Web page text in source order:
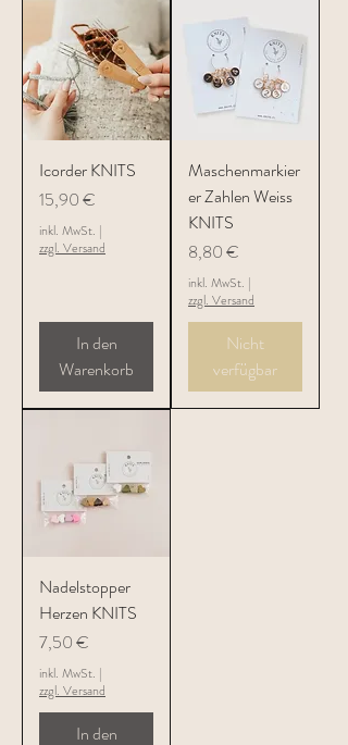
Icorder KNITS
Preis
15,90 €
inkl. MwSt. |
zzgl. Versand
In den
Warenkorb
Maschenmarkier
er Zahlen Weiss
KNITS
Preis
8,80 €
inkl. MwSt. |
zzgl. Versand
Nicht
verfügbar
Nadelstopper
Herzen KNITS
Preis
7,50 €
inkl. MwSt. |
zzgl. Versand
In den